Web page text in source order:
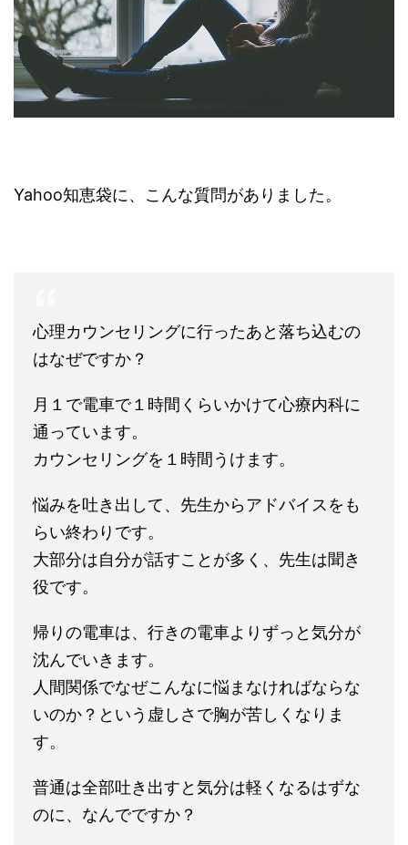
Yahoo知恵袋に、こんな質問がありました。
心理カウンセリングに行ったあと落ち込むの
はなぜですか？
月１で電車で１時間くらいかけて心療内科に
通っています。
カウンセリングを１時間うけます。
悩みを吐き出して、先生からアドバイスをも
らい終わりです。
大部分は自分が話すことが多く、先生は聞き
役です。
帰りの電車は、行きの電車よりずっと気分が
沈んでいきます。
人間関係でなぜこんなに悩まなければならな
いのか？という虚しさで胸が苦しくなりま
す。
普通は全部吐き出すと気分は軽くなるはずな
のに、なんでですか？